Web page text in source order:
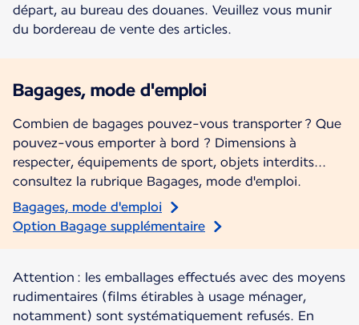
départ, au bureau des douanes. Veuillez vous munir
du bordereau de vente des articles.
Bagages, mode d'emploi
Combien de bagages pouvez-vous transporter ? Que
pouvez-vous emporter à bord ? Dimensions à
respecter, équipements de sport, objets interdits...
consultez la rubrique Bagages, mode d'emploi.
Bagages, mode d'emploi
Option Bagage supplémentaire
Attention : les emballages effectués avec des moyens
rudimentaires (films étirables à usage ménager,
notamment) sont systématiquement refusés. En